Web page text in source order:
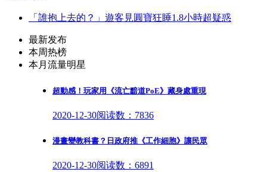
「誰抱上去的？」遊客見圓寶狂睡1.8小時超疑惑
最新发布
本周热榜
本月流量明星
超動感！玩家用《流亡黯道PoE》藏身處重現
2020-12-30阅读数：7836
漫畫變教科書？日政府推《工作細胞》讓民眾
2020-12-30阅读数：6891